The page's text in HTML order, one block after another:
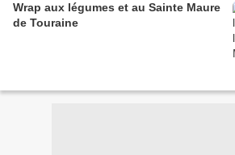
Wrap aux légumes et au Sainte Maure
de Touraine